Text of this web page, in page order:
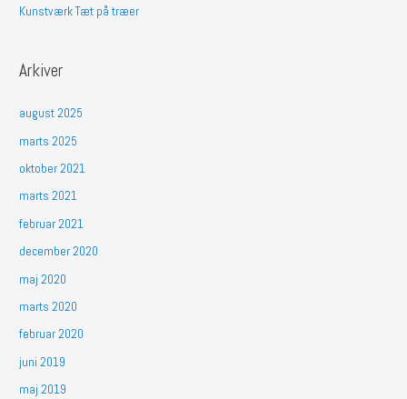
Kunstværk Tæt på træer
Arkiver
august 2025
marts 2025
oktober 2021
marts 2021
februar 2021
december 2020
maj 2020
marts 2020
februar 2020
juni 2019
maj 2019